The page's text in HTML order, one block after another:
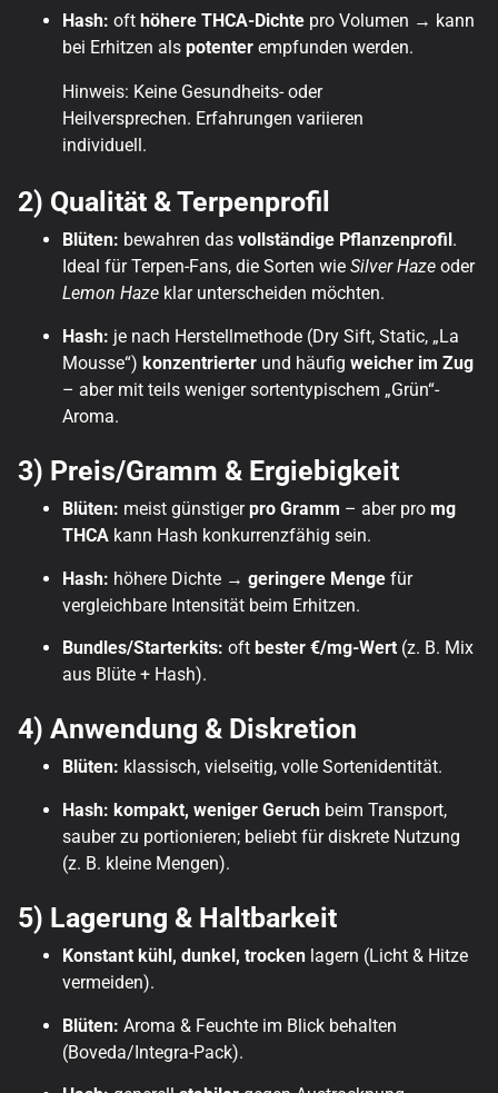
Hash: oft höhere THCA-Dichte pro Volumen → kann
bei Erhitzen alspotenter empfunden werden.
Hinweis: Keine Gesundheits- oder
Heilversprechen. Erfahrungen variieren
individuell.
2) Qualität & Terpenprofil
Blüten: bewahren dasvollständige Pflanzenprofil .
Ideal für Terpen-Fans, die Sorten wieSilver Haze oder
Lemon Haze klar unterscheiden möchten.
Hash: je nach Herstellmethode (Dry Sift, Static, „La
Mousse“)konzentrierter und häufigweicher im Zug
– aber mit teils weniger sortentypischem „Grün“-
Aroma.
3) Preis/Gramm & Ergiebigkeit
Blüten: meist günstigerpro Gramm – aber promg
THCA kann Hash konkurrenzfähig sein.
Hash: höhere Dichte →geringere Menge für
vergleichbare Intensität beim Erhitzen.
Bundles/Starterkits: oftbester €/mg-Wert (z. B. Mix
aus Blüte + Hash).
4) Anwendung & Diskretion
Blüten: klassisch, vielseitig, volle Sortenidentität.
Hash: kompakt, weniger Geruch beim Transport,
sauber zu portionieren; beliebt für diskrete Nutzung
(z. B. kleine Mengen).
5) Lagerung & Haltbarkeit
Konstant kühl, dunkel, trocken lagern (Licht & Hitze
vermeiden).
Blüten: Aroma & Feuchte im Blick behalten
(Boveda/Integra-Pack).